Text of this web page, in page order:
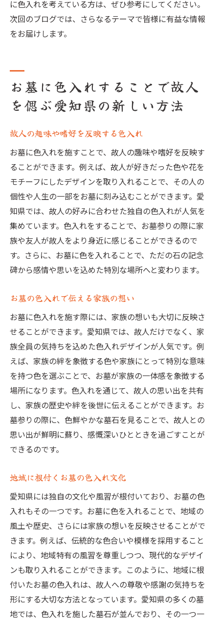
に色入れを考えている方は、ぜひ参考にしてください。
次回のブログでは、さらなるテーマで皆様に有益な情報
をお届けします。
お墓に色入れすることで故人
を偲ぶ愛知県の新しい方法
故人の趣味や嗜好を反映する色入れ
お墓に色入れを施すことで、故人の趣味や嗜好を反映す
ることができます。例えば、故人が好きだった色や花を
モチーフにしたデザインを取り入れることで、その人の
個性や人生の一部をお墓に刻み込むことができます。愛
知県では、故人の好みに合わせた独自の色入れが人気を
集めています。色入れをすることで、お墓参りの際に家
族や友人が故人をより身近に感じることができるので
す。さらに、お墓に色を入れることで、ただの石の記念
碑から感情や思いを込めた特別な場所へと変わります。
お墓の色入れで伝える家族の想い
お墓に色入れを施す際には、家族の想いも大切に反映さ
せることができます。愛知県では、故人だけでなく、家
族全員の気持ちを込めた色入れデザインが人気です。例
えば、家族の絆を象徴する色や家族にとって特別な意味
を持つ色を選ぶことで、お墓が家族の一体感を象徴する
場所になります。色入れを通じて、故人の思い出を共有
し、家族の歴史や絆を後世に伝えることができます。お
墓参りの際に、色鮮やかな墓石を見ることで、故人との
思い出が鮮明に蘇り、感慨深いひとときを過ごすことが
できるのです。
地域に根付くお墓の色入れ文化
愛知県には独自の文化や風習が根付いており、お墓の色
入れもその一つです。お墓に色を入れることで、地域の
風土や歴史、さらには家族の想いを反映させることがで
きます。例えば、伝統的な色合いや模様を採用すること
により、地域特有の風習を尊重しつつ、現代的なデザイ
ンも取り入れることができます。このように、地域に根
付いたお墓の色入れは、故人への尊敬や感謝の気持ちを
形にする大切な方法となっています。愛知県の多くの墓
地では、色入れを施した墓石が並んでおり、その一つ一